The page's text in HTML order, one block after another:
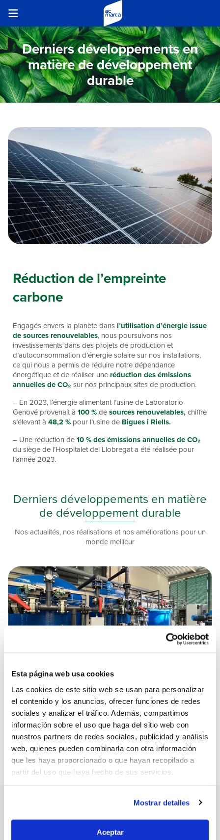
Esta página web usa cookies
Las cookies de este sitio web se usan para personalizar
el contenido y los anuncios, ofrecer funciones de redes
sociales y analizar el tráfico. Además, compartimos
información sobre el uso que haga del sitio web con
nuestros partners de redes sociales, publicidad y análisis
web, quienes pueden combinarla con otra información
que les haya proporcionado o que hayan recopilado a
partir del uso que haya hecho de sus servicios.
Mostrar detalles
Aceptar
Derniers développements en
matière de développement
durable
Réduction de l’empreinte
carbone
Engagés envers la planète dans l’utilisation d’énergie issue
de sources renouvelables, nous poursuivons nos
investissements dans des projets de production et
d’autoconsommation d’énergie solaire sur nos installations,
ce qui nous a permis de réduire notre dépendance
énergétique et de réaliser une réduction des émissions
annuelles de CO₂ sur nos principaux sites de production.
– En 2023, l’énergie alimentant l’usine de Laboratorio
Genové provenait à 100 %desources renouvelables,chiffre
s’élevant à 48,2 % pour l’usine de Bigues i Riells.
– Une réduction de10 % des émissions annuelles de CO₂
du siège de l’Hospitalet del Llobregat a été réalisée pour
l’année 2023.
Derniers développements en matière
de développement durable
Nos actualités, nos réalisations et nos améliorations pour un
monde meilleur
Réduction de la consommation d’eau, osmose
inverse
Réduction de 25% de la consommation d'eau par Tn
fabriquéee sur nos sites de production....
Nos marques